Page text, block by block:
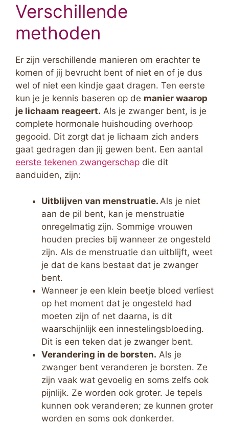
Verschillende
methoden
Er zijn verschillende manieren om erachter te
komen of jij bevrucht bent of niet en of je dus
wel of niet een kindje gaat dragen. Ten eerste
kun je je kennis baseren op de manier waarop
je lichaam reageert. Als je zwanger bent, is je
complete hormonale huishouding overhoop
gegooid. Dit zorgt dat je lichaam zich anders
gaat gedragen dan jij gewen bent. Een aantal
eerste tekenen zwangerschap die dit
aanduiden, zijn:
Uitblijven van menstruatie. Als je niet
aan de pil bent, kan je menstruatie
onregelmatig zijn. Sommige vrouwen
houden precies bij wanneer ze ongesteld
zijn. Als de menstruatie dan uitblijft, weet
je dat de kans bestaat dat je zwanger
bent.
Wanneer je een klein beetje bloed verliest
op het moment dat je ongesteld had
moeten zijn of net daarna, is dit
waarschijnlijk een innestelingsbloeding.
Dit is een teken dat je zwanger bent.
Verandering in de borsten. Als je
zwanger bent veranderen je borsten. Ze
zijn vaak wat gevoelig en soms zelfs ook
pijnlijk. Ze worden ook groter. Je tepels
kunnen ook veranderen; ze kunnen groter
worden en soms ook donkerder.